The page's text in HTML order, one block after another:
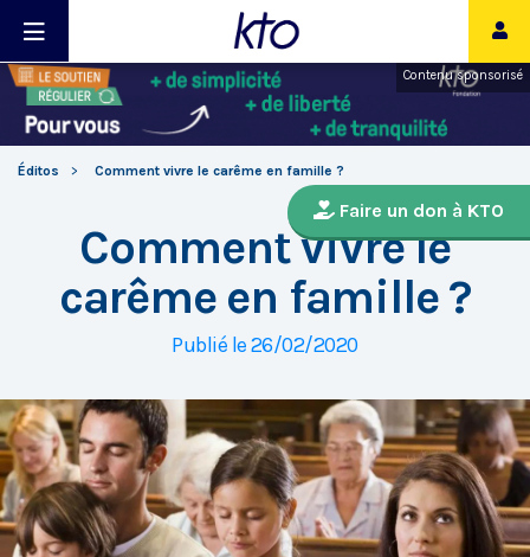
Contenu sponsorisé
Éditos Comment vivre le carême en famille ?
Faire un don à KTO
Comment vivre le
carême en famille ?
Publié le 26/02/2020